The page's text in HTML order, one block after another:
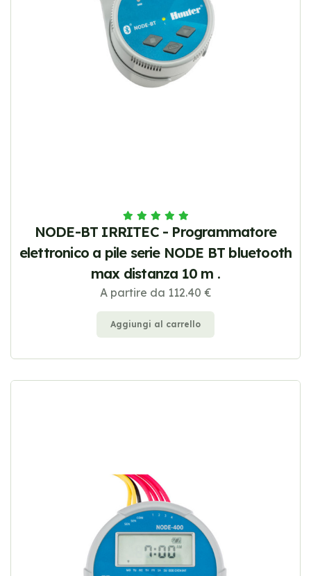
NODE-BT IRRITEC - Programmatore
elettronico a pile serie NODE BT bluetooth
max distanza 10 m .
A partire da 112.40 €
Aggiungi al carrello